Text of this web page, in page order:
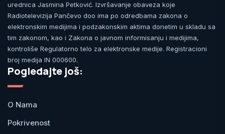
urednica Jasmina Petković. Izvršavanje obaveza koje
Radiotelevizija Pančevo doo ima po odredbama zakona o
elektronskim medijima i podzakonskim aktima donetim u skladu sa
tim zakonom, kao i Zakona o javnom informisanju i medijima,
kontroliše Regulatorno telo za elektronske medije. Registracioni
broj medija IN 000600.
Pogledajte još:
O Nama
Pokrivenost